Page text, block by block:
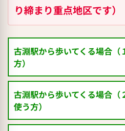
り締まり重点地区です）
古淵駅から歩いてくる場合（
方）
古淵駅から歩いてくる場合（
使う方）